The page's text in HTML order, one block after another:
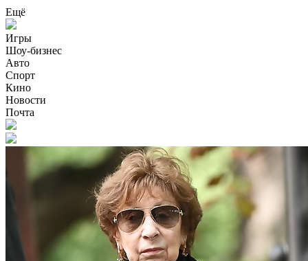
Ещё
Игры
Шоу-бизнес
Авто
Спорт
Кино
Новости
Почта